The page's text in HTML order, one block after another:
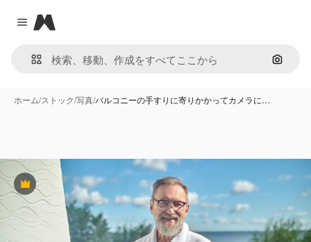
Close menu
Magnific
画像で
ホーム/ストック/写真/バルコニーの手すりに寄りかかってカメラに…
Premium